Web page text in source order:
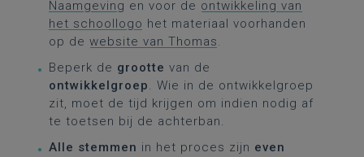
Naamgeving en voor de ontwikkeling van
het schoollogo het materiaal voorhanden
op de website van Thomas.
Beperk de grootte van de
ontwikkelgroep. Wie in de ontwikkelgroep
zit, moet de tijd krijgen om indien nodig af
te toetsen bij de achterban.
Alle stemmen in het proces zijn even